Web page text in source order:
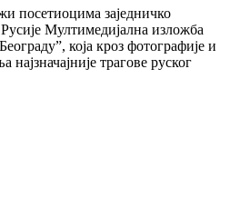
посетиоцима заједничко
Мултимедијална изложба
која кроз фотографије и
најзначајније трагове руског